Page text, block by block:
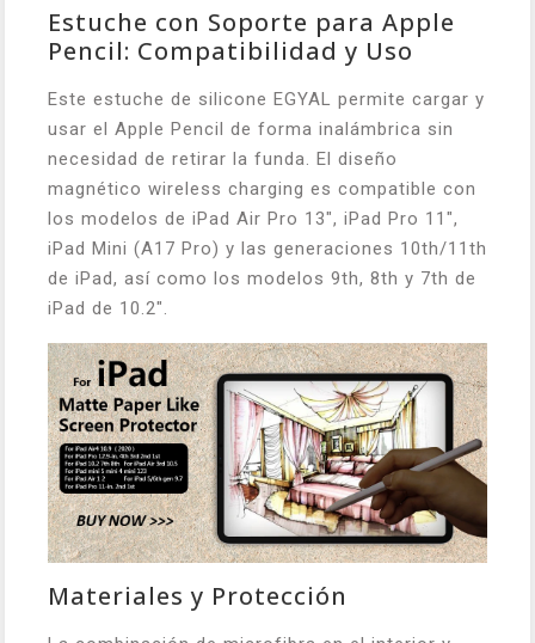
Estuche con Soporte para Apple
Pencil: Compatibilidad y Uso
Este estuche de silicone EGYAL permite cargar y
usar el Apple Pencil de forma inalámbrica sin
necesidad de retirar la funda. El diseño
magnético wireless charging es compatible con
los modelos de iPad Air Pro 13", iPad Pro 11",
iPad Mini (A17 Pro) y las generaciones 10th/11th
de iPad, así como los modelos 9th, 8th y 7th de
iPad de 10.2".
Materiales y Protección